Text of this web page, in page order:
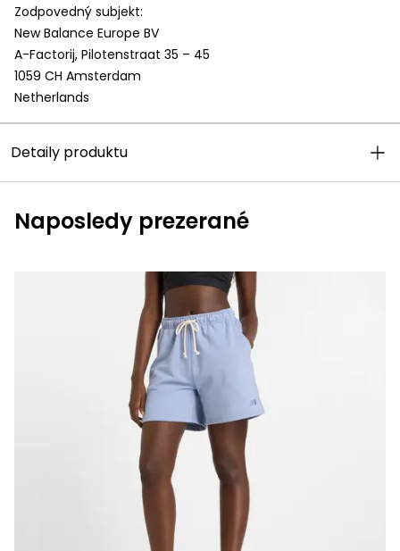
Zodpovedný subjekt:
New Balance Europe BV
A-Factorij, Pilotenstraat 35 – 45
1059 CH Amsterdam
Netherlands
Detaily produktu
Naposledy prezerané